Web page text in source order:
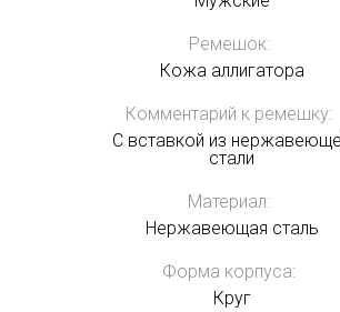
Ремешок:
Кожа аллигатора
Комментарий к ремешку:
С вставкой из
стали
Материал:
Нержавеющая сталь
Форма корпуса:
Круг